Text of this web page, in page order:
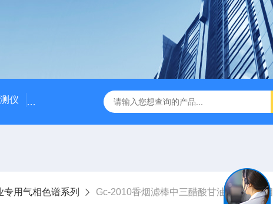
仪 国产气相色谱仪价格/国产气相色谱仪厂家
专用气相色谱系列 Gc-2010香烟滤棒中三醋酸甘油酯分析气